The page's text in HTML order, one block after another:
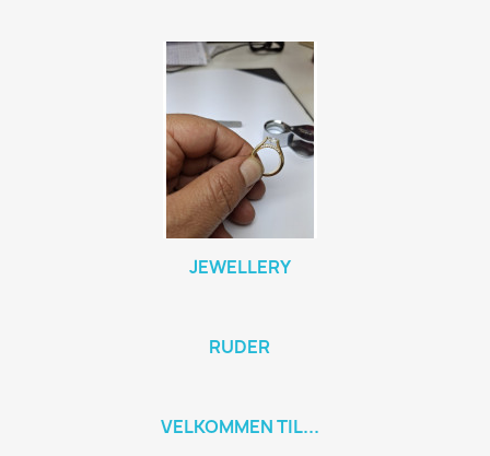
JEWELLERY
RUDER
VELKOMMEN TIL...